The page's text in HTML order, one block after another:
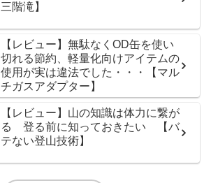
三階滝】
【レビュー】無駄なくOD缶を使い
切れる節約、軽量化向けアイテムの
使用が実は違法でした・・・【マル
チガスアダプター】
【レビュー】山の知識は体力に繋が
る 登る前に知っておきたい 【バ
テない登山技術】